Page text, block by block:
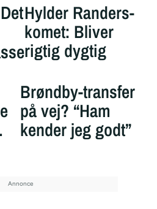
Hylder Randers-
komet: Bliver
rigtig dygtig
Brøndby-transfer
på vej? “Ham
kender jeg godt”